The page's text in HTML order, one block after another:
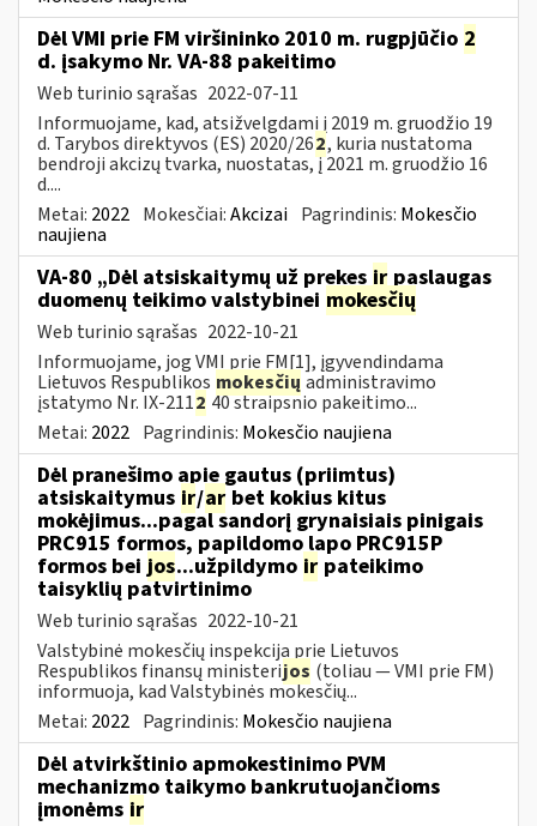
Dėl VMI prie FM viršininko 2010 m. rugpjūčio 2
d. įsakymo Nr. VA-88 pakeitimo
Web turinio sąrašas 2022-07-11
Informuojame, kad, atsižvelgdami į 2019 m. gruodžio 19
d. Tarybos direktyvos (ES) 2020/262, kuria nustatoma
bendroji akcizų tvarka, nuostatas, į 2021 m. gruodžio 16
d....
Metai: 2022 Mokesčiai:Akcizai Pagrindinis: Mokesčio
naujiena
VA-80 „Dėl atsiskaitymų už prekes ir paslaugas
duomenų teikimo valstybinei mokesčių
Web turinio sąrašas 2022-10-21
Informuojame, jog VMI prie FM[1], įgyvendindama
Lietuvos Respublikos mokesčių administravimo
įstatymo Nr. IX-2112 40 straipsnio pakeitimo...
Metai: 2022 Pagrindinis: Mokesčio naujiena
Dėl pranešimo apie gautus (priimtus)
atsiskaitymus ir/ar bet kokius kitus
mokėjimus...pagal sandorį grynaisiais pinigais
PRC915 formos, papildomo lapo PRC915P
formos bei jos...užpildymo ir pateikimo
taisyklių patvirtinimo
Web turinio sąrašas 2022-10-21
Valstybinė mokesčių inspekcija prie Lietuvos
Respublikos finansų ministerijos (toliau ― VMI prie FM)
informuoja, kad Valstybinės mokesčių...
Metai: 2022 Pagrindinis: Mokesčio naujiena
Dėl atvirkštinio apmokestinimo PVM
mechanizmo taikymo bankrutuojančioms
įmonėms ir